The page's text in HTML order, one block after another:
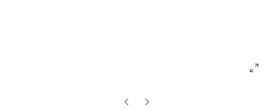
ElőzőKövetkező